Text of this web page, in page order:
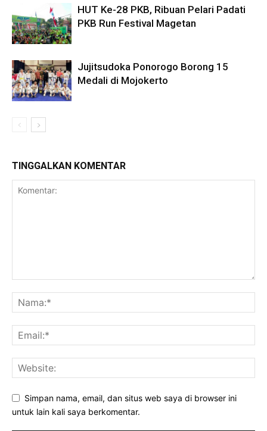
HUT Ke-28 PKB, Ribuan Pelari Padati
PKB Run Festival Magetan
Jujitsudoka Ponorogo Borong 15
Medali di Mojokerto
TINGGALKAN KOMENTAR
Simpan nama, email, dan situs web saya di browser ini
untuk lain kali saya berkomentar.